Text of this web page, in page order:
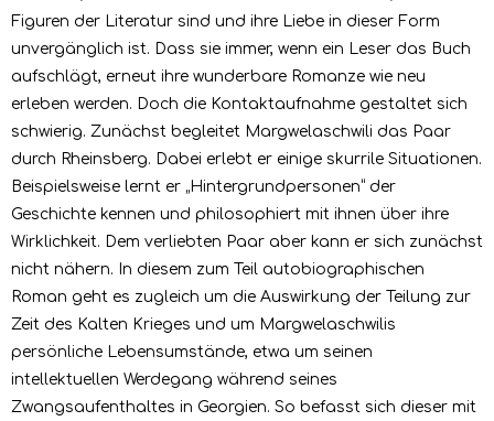
Figuren der Literatur sind und ihre Liebe in dieser Form
unvergänglich ist. Dass sie immer, wenn ein Leser das Buch
aufschlägt, erneut ihre wunderbare Romanze wie neu
erleben werden. Doch die Kontaktaufnahme gestaltet sich
schwierig. Zunächst begleitet Margwelaschwili das Paar
durch Rheinsberg. Dabei erlebt er einige skurrile Situationen.
Beispielsweise lernt er „Hintergrundpersonen“ der
Geschichte kennen und philosophiert mit ihnen über ihre
Wirklichkeit. Dem verliebten Paar aber kann er sich zunächst
nicht nähern. In diesem zum Teil autobiographischen
Roman geht es zugleich um die Auswirkung der Teilung zur
Zeit des Kalten Krieges und um Margwelaschwilis
persönliche Lebensumstände, etwa um seinen
intellektuellen Werdegang während seines
Zwangsaufenthaltes in Georgien. So befasst sich dieser mit